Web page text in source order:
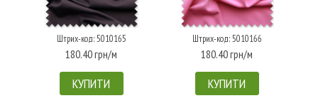
Штрих-код: 5010165
180.40 грн/м
КУПИТИ
Штрих-код: 5010166
180.40 грн/м
КУПИТИ